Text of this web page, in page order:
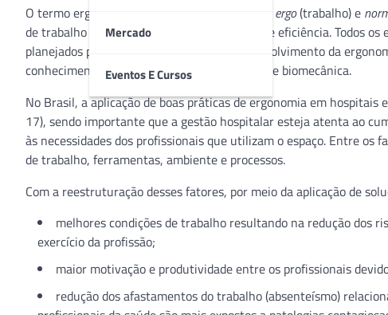
Mercado
Eventos E Cursos
O termo ergonomia tem origem no grego com ergo(trabalho) e
de trabalho para maior segurança, qualidade e eficiência. Todos
planejados pensando na ergonomia. O desenvolvimento da
conhecimento como fisiologia, antropometria e biomecânica.
No Brasil, a aplicação de boas práticas de ergonomia em
17), sendo importante que a gestão hospitalar esteja atenta ao
às necessidades dos profissionais que utilizam o espaço. Entre
de trabalho, ferramentas, ambiente e processos.
Com a reestruturação desses fatores, por meio da aplicação de
melhores condições de trabalho resultando na redução dos
exercício da profissão;
maior motivação e produtividade entre os profissionais
redução dos afastamentos do trabalho (absenteísmo)